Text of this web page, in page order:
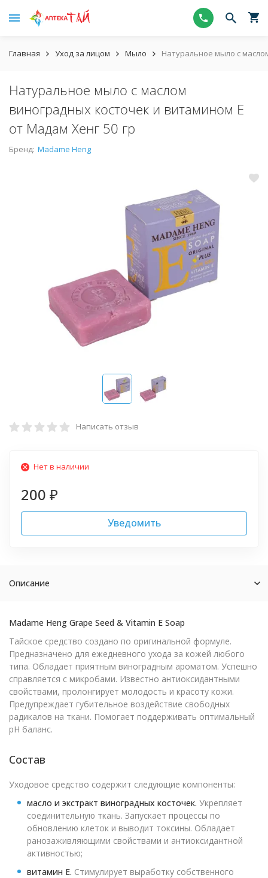
Главная Уход за лицом Мыло Натуральное мыло с
Натуральное мыло с маслом
виноградных косточек и витамином Е
от Мадам Хенг 50 гр
Бренд: Madame Heng
Написать отзыв
Нет в наличии
200 ₽
Уведомить
Описание
Madame Heng Grape Seed & Vitamin E Soap
Тайское средство создано по оригинальной формуле.
Предназначено для ежедневного ухода за кожей любого
типа. Обладает приятным виноградным ароматом. Успешно
справляется с микробами. Известно антиоксидантными
свойствами, пролонгирует молодость и красоту кожи.
Предупреждает губительное воздействие свободных
радикалов на ткани. Помогает поддерживать оптимальный
pH баланс.
Состав
Уходовое средство содержит следующие компоненты:
масло и экстракт виноградных косточек. Укрепляет
соединительную ткань. Запускает процессы по
обновлению клеток и выводит токсины. Обладает
ранозаживляющими свойствами и антиоксидантной
активностью;
витамин E. Стимулирует выработку собственного